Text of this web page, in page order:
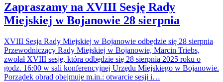
Zapraszamy na XVIII Sesję Rady
Miejskiej w Bojanowie 28 sierpnia
XVIII Sesja Rady Miejskiej w Bojanowie odbędzie się 28 sierpnia
Przewodniczący Rady Miejskiej w Bojanowie, Marcin Triebs,
zwołał XVIII sesję, która odbędzie się 28 sierpnia 2025 roku o
godz. 16:00 w sali konferencyjnej Urzędu Miejskiego w Bojanowie.
Porządek obrad obejmuje m.in.: otwarcie sesji i…